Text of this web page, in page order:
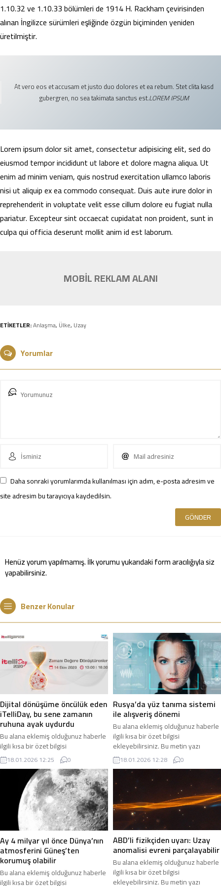
1.10.32 ve 1.10.33 bölümleri de 1914 H. Rackham çevirisinden
alınan İngilizce sürümleri eşliğinde özgün biçiminden yeniden
üretilmiştir.
At vero eos et accusam et justo duo dolores et ea rebum. Stet clita kasd
gubergren, no sea takimata sanctus est.LOREM IPSUM
Lorem ipsum dolor sit amet, consectetur adipisicing elit, sed do
eiusmod tempor incididunt ut labore et dolore magna aliqua. Ut
enim ad minim veniam, quis nostrud exercitation ullamco laboris
nisi ut aliquip ex ea commodo consequat. Duis aute irure dolor in
reprehenderit in voluptate velit esse cillum dolore eu fugiat nulla
pariatur. Excepteur sint occaecat cupidatat non proident, sunt in
culpa qui officia deserunt mollit anim id est laborum.
MOBİL REKLAM ALANI
ETİKETLER:Anlaşma, Ülke, Uzay
Yorumlar
Daha sonraki yorumlarımda kullanılması için adım, e-posta adresim ve
site adresim bu tarayıcıya kaydedilsin.
Henüz yorum yapılmamış. İlk yorumu yukarıdaki form aracılığıyla siz
yapabilirsiniz.
Benzer Konular
Dijital dönüşüme öncülük eden
iTelliDay, bu sene zamanın
ruhuna ayak uydurdu
Bu alana eklemiş olduğunuz haberle
ilgili kısa bir özet bilgisi
ekleyebilirsiniz. Bu metin yazı
düzenleme sayfasında “Özet”
bölümünden eklenebilir. Özet
eklenmişse başlık altında kalın
olarak bu şekilde gösterilir,
eklenmemişse bu alan boş kalır.
18.01.2026 12:25 0
Rusya’da yüz tanıma sistemi
ile alışveriş dönemi
Bu alana eklemiş olduğunuz haberle
ilgili kısa bir özet bilgisi
ekleyebilirsiniz. Bu metin yazı
düzenleme sayfasında “Özet”
bölümünden eklenebilir. Özet
eklenmişse başlık altında kalın
olarak bu şekilde gösterilir,
eklenmemişse bu alan boş kalır.
18.01.2026 12:28 0
Ay 4 milyar yıl önce Dünya’nın
atmosferini Güneş’ten
korumuş olabilir
Bu alana eklemiş olduğunuz haberle
ilgili kısa bir özet bilgisi
ABD’li fizikçiden uyarı: Uzay
anomalisi evreni parçalayabilir
Bu alana eklemiş olduğunuz haberle
ilgili kısa bir özet bilgisi
ekleyebilirsiniz. Bu metin yazı